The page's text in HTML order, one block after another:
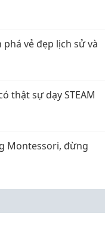
phá vẻ đẹp lịch sử và
thật sự dạy STEAM
Montessori, đừng